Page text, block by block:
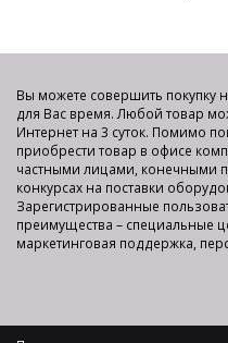
Вы можете совершить покупку
для Вас время. Любой товар
Интернет на 3 суток. Помимо
приобрести товар в офисе
частными лицами, конечными
конкурсах на поставки
Зарегистрированные
преимущества – специальные
маркетинговая поддержка,